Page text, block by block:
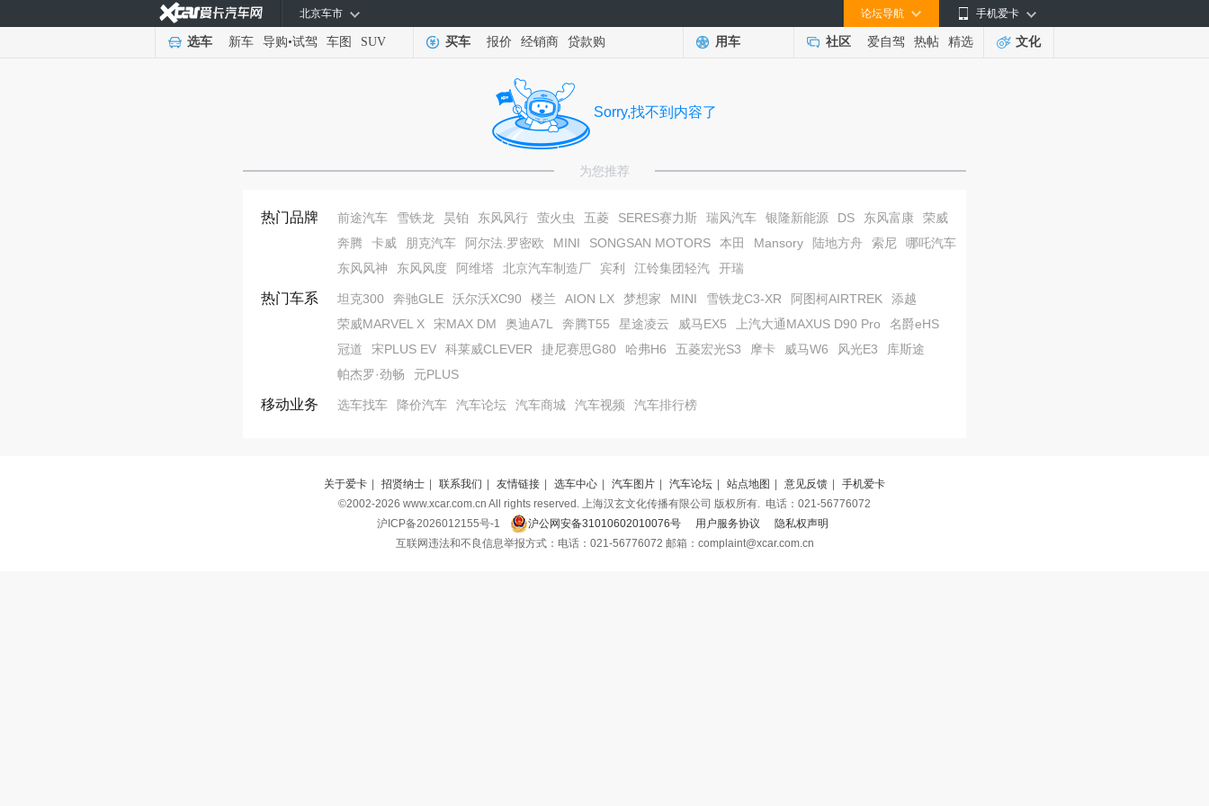
手机爱卡
论坛导航
北京车市
选车 新车 导购•试驾 车图 SUV 买车 报价 经销商 贷款购 用车 社区 爱自驾 热帖 精选 文化
Sorry,找不到内容了
为您推荐
热门品牌 前途汽车 雪铁龙 昊铂 东风风行 萤火虫 五菱 SERES赛力斯 瑞风汽车 银隆新能源 DS 东风富康
荣威
奔腾
卡威 朋克汽车 阿尔法.罗密欧 MINI SONGSAN MOTORS 本田 Mansory 陆地方舟 索尼
哪吒汽车
东风风神
东风风度 阿维塔 北京汽车制造厂 宾利 江铃集团轻汽 开瑞
热门车系 坦克300 奔驰GLE 沃尔沃XC90 楼兰 AION LX 梦想家 MINI 雪铁龙C3-XR 阿图柯AIRTREK
添越
荣威MARVEL X
宋MAX DM 奥迪A7L 奔腾T55 星途凌云 威马EX5 上汽大通MAXUS D90 Pro
名爵eHS
冠道
宋PLUS EV 科莱威CLEVER 捷尼赛思G80 哈弗H6 五菱宏光S3 摩卡 威马W6 风光E3
库斯途
帕杰罗·劲畅
元PLUS
移动业务 选车找车 降价汽车 汽车论坛 汽车商城 汽车视频 汽车排行榜
关于爱卡 招贤纳士 联系我们 友情链接 选车中心 汽车图片 汽车论坛 站点地图 意见反馈
手机爱卡
©2002-2026 www.xcar.com.cn All rights reserved. 上海汉玄文化传播有限公司 版权所有. 电话：021-56776072
沪ICP备2026012155号-1
沪公网安备31010602010076号 用户服务协议
隐私权声明
互联网违法和不良信息举报方式：电话：021-56776072 邮箱：complaint@xcar.com.cn